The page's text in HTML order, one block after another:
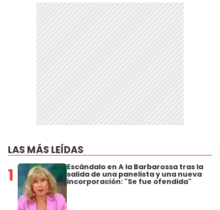
LAS MÁS LEÍDAS
1 Escándalo en A la Barbarossa tras la
salida de una panelista y una nueva
incorporación: "Se fue ofendida"